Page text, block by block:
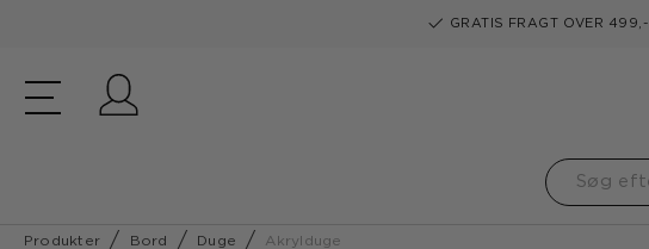
GRATIS FRAGT OVER 499,-
Produkter Bord Duge Akrylduge